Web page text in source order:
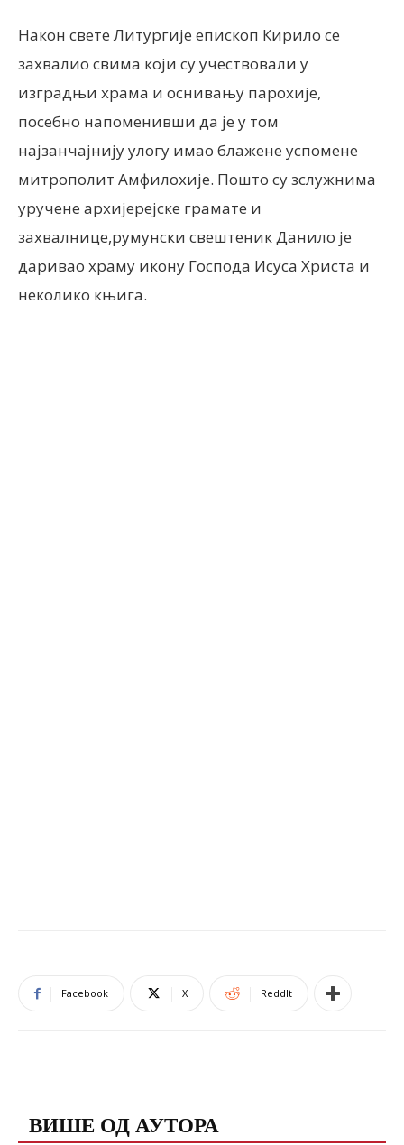
Након свете Литургије епископ Кирило се
захвалио свима који су учествовали у
изградњи храма и оснивању парохије,
посебно напоменивши да је у том
најзанчајнију улогу имао блажене успомене
митрополит Амфилохије. Пошто су зслужнима
уручене архијерејске грамате и
захвалнице,румунски свештеник Данило је
даривао храму икону Господа Исуса Христа и
неколико књига.
Facebook X ReddIt
ВИШЕ ОД АУТОРА